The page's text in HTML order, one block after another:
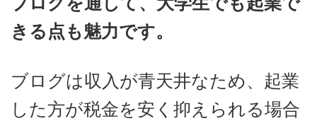
きる点も魅力です。
ブログは収入が青天井なため、起業
した方が税金を安く抑えられる場合